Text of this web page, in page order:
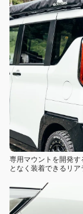
専用マウントを開発す
となく装着できるリア